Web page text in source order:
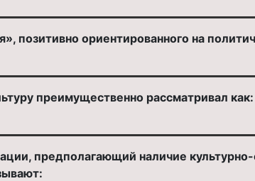
позитивно ориентированного на
преимущественно рассматривал как:
предполагающий наличие